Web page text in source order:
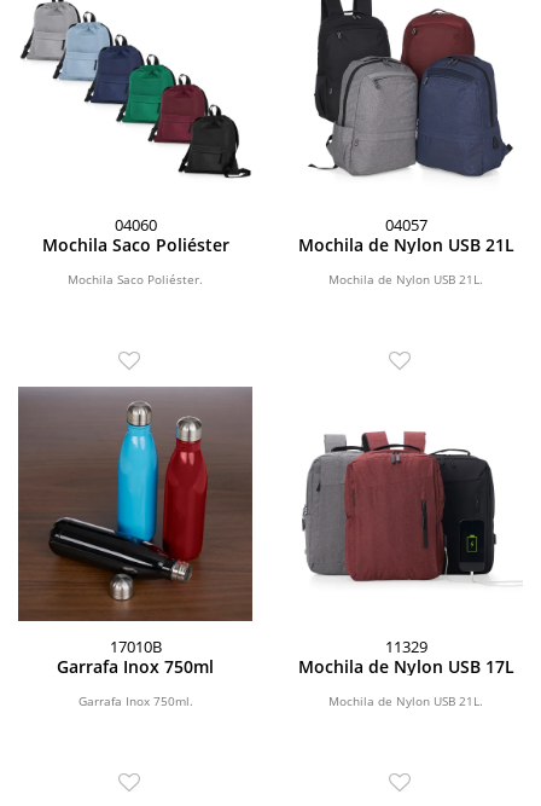
04060
Mochila Saco Poliéster
Mochila Saco Poliéster.
04057
Mochila de Nylon USB 21L
Mochila de Nylon USB 21L.
17010B
Garrafa Inox 750ml
Garrafa Inox 750ml.
11329
Mochila de Nylon USB 17L
Mochila de Nylon USB 21L.